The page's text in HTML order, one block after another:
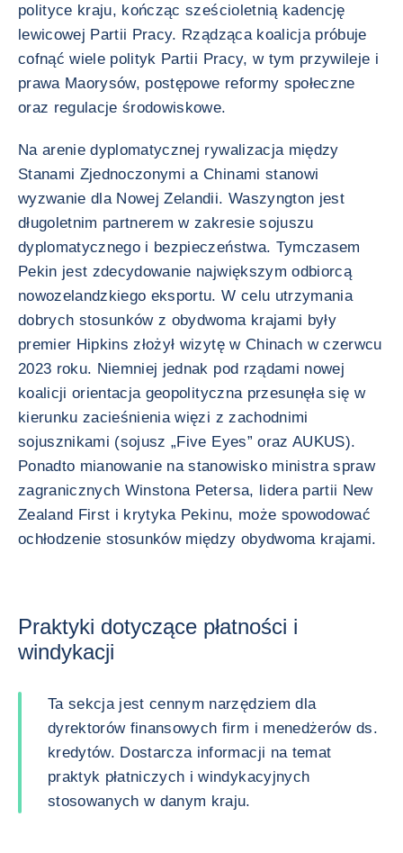
polityce kraju, kończąc sześcioletnią kadencję
lewicowej Partii Pracy. Rządząca koalicja próbuje
cofnąć wiele polityk Partii Pracy, w tym przywileje i
prawa Maorysów, postępowe reformy społeczne
oraz regulacje środowiskowe.
Na arenie dyplomatycznej rywalizacja między
Stanami Zjednoczonymi a Chinami stanowi
wyzwanie dla Nowej Zelandii. Waszyngton jest
długoletnim partnerem w zakresie sojuszu
dyplomatycznego i bezpieczeństwa. Tymczasem
Pekin jest zdecydowanie największym odbiorcą
nowozelandzkiego eksportu. W celu utrzymania
dobrych stosunków z obydwoma krajami były
premier Hipkins złożył wizytę w Chinach w czerwcu
2023 roku. Niemniej jednak pod rządami nowej
koalicji orientacja geopolityczna przesunęła się w
kierunku zacieśnienia więzi z zachodnimi
sojusznikami (sojusz „Five Eyes” oraz AUKUS).
Ponadto mianowanie na stanowisko ministra spraw
zagranicznych Winstona Petersa, lidera partii New
Zealand First i krytyka Pekinu, może spowodować
ochłodzenie stosunków między obydwoma krajami.
Praktyki dotyczące płatności i
windykacji
Ta sekcja jest cennym narzędziem dla
dyrektorów finansowych firm i menedżerów ds.
kredytów. Dostarcza informacji na temat
praktyk płatniczych i windykacyjnych
stosowanych w danym kraju.